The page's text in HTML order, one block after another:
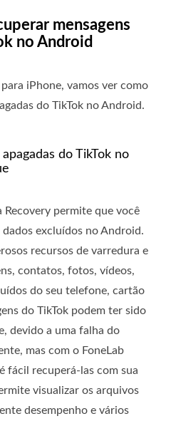
mensagens
no Android
iPhone, vamos ver como
do TikTok no Android.
do TikTok no
permite que você
excluídos no Android.
recursos de varredura e
contatos, fotos, vídeos,
do seu telefone, cartão
do TikTok podem ter sido
devido a uma falha do
mas com o FoneLab
fácil recuperá-las com sua
visualizar os arquivos
desempenho e vários